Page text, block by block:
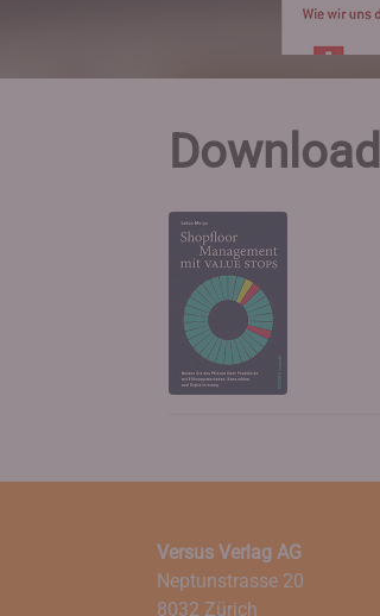
Versus Verlag AG
Neptunstrasse 20
8032 Zürich